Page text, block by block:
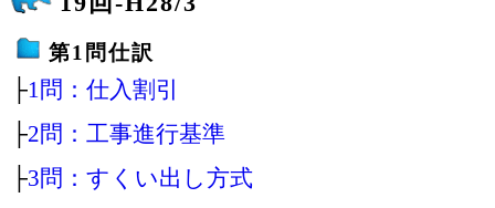
第1問仕訳
├1問：仕入割引
├2問：工事進行基準
├3問：すくい出し方式